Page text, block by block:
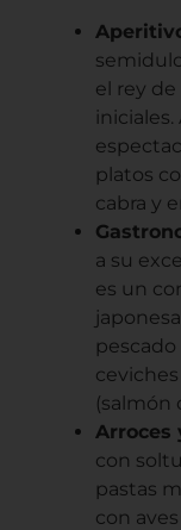
el rey
platos
cabra y
a su
es un
(salmón
Arroces
con
pastas
con